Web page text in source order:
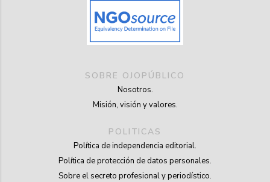
SOBRE OJOPÚBLICO
Nosotros.
Misión, visión y valores.
POLITICAS
Política de independencia editorial.
Política de protección de datos personales.
Sobre el secreto profesional y periodístico.